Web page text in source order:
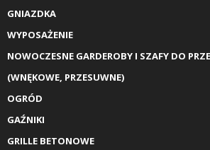
GNIAZDKA
WYPOSAŻENIE
NOWOCZESNE GARDEROBY I SZAFY DO
(WNĘKOWE, PRZESUWNE)
OGRÓD
GAŹNIKI
GRILLE BETONOWE